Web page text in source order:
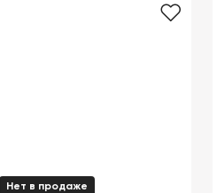
Нет в продаже